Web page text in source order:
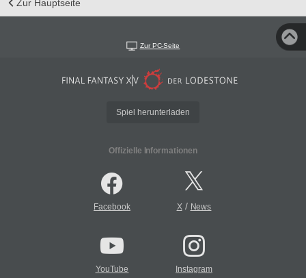
Zur Hauptseite
Zur PC-Seite
Spiel herunterladen
Offizielle Informationen
Facebook X/ News
YouTube Instagram